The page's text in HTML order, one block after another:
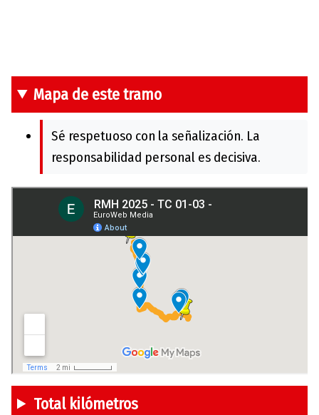
Mapa de este tramo
Sé respetuoso con la señalización. La
responsabilidad personal es decisiva.
Total kilómetros